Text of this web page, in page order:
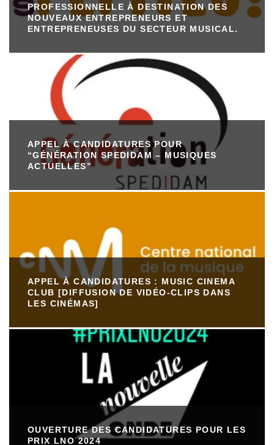
PROFESSIONNELLE À DESTINATION DES
NOUVEAUX ENTREPRENEURS ET
ENTREPRENEUSES DU SECTEUR MUSICAL.
APPEL À CANDIDATURES POUR
“GÉNÉRATION SPEDIDAM – MUSIQUES
ACTUELLES”
APPEL À CANDIDATURES : MUSIC CINEMA
CLUB [DIFFUSION DE VIDÉO-CLIPS DANS
LES CINÉMAS]
OUVERTURE DES CANDIDATURES POUR LES
PRIX LNO 2024